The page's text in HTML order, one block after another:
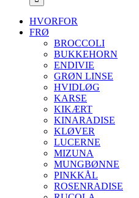
HVORFOR
FRØ
BROCCOLI
BUKKEHORN
ENDIVIE
GRØN LINSE
HVIDLØG
KARSE
KIKÆRT
KINARADISE
KLØVER
LUCERNE
MIZUNA
MUNGBØNNE
PINKKÅL
ROSENRADISE